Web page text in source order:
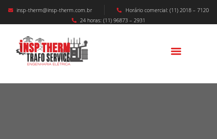
insp-therm@insp-therm.com.br
Horário comercial: (11) 2018 – 7120
24 horas: (11) 96873 – 2931